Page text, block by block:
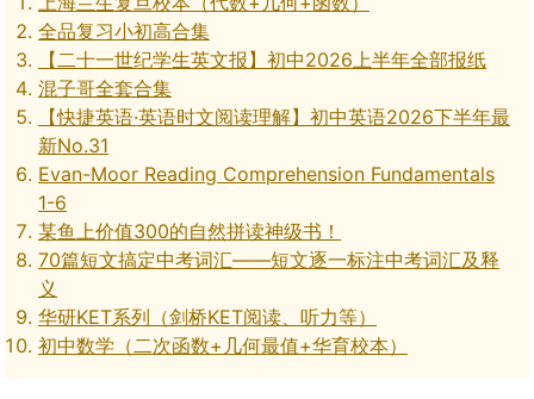
全品复习小初高合集
【二十一世纪学生英文报】初中2026上半年全部报纸
混子哥全套合集
【快捷英语·英语时文阅读理解】初中英语2026下半年最
新No.31
Evan-Moor Reading Comprehension Fundamentals
1-6
某鱼上价值300的自然拼读神级书！
70篇短文搞定中考词汇——短文逐一标注中考词汇及释
义
华研KET系列（剑桥KET阅读、听力等）
初中数学（二次函数+几何最值+华育校本）